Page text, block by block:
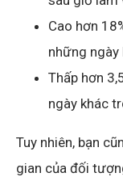
Cao hơn
những
Thấp hơn
ngày khác
Tuy nhiên, bạn
gian của đối